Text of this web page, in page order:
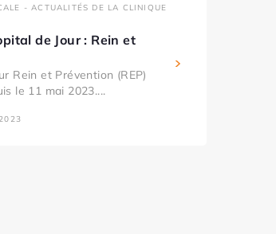
- ACTUALITÉS DE LA CLINIQUE
de Jour : Rein et
Rein et Prévention (REP)
le 11 mai 2023....